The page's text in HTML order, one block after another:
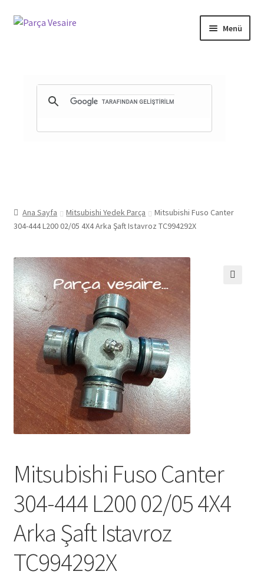
Dolaşıma
İçeriğe
Menü
Mesafeli Satış Sözleşmesi
Ana Sayfa Mitsubishi Yedek Parça
Mitsubishi Fuso Canter
304-444 L200 02/05 4X4 Arka Şaft Istavroz TC994292X
Mitsubishi Fuso Canter
304-444 L200 02/05 4X4
Arka Şaft Istavroz
TC994292X